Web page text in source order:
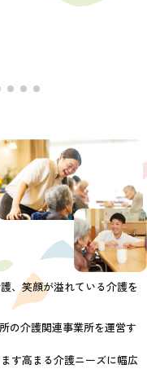
、笑顔が溢れている介護を
の介護関連事業所を運営す
す高まる介護ニーズに幅広